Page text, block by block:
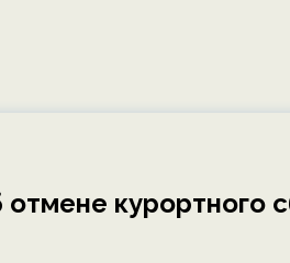
отмене курортного